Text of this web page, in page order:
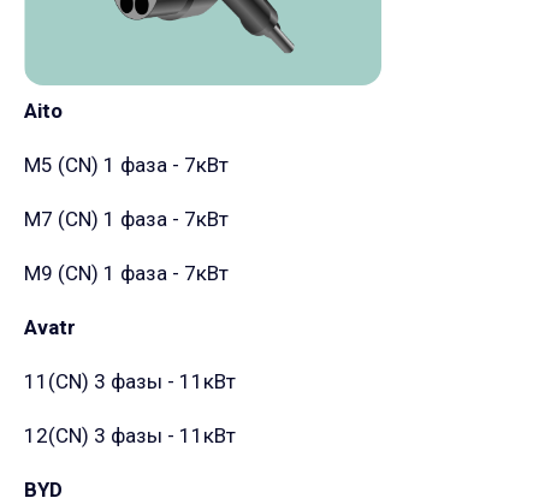
Aito
M5 (CN) 1 фаза - 7кВт
M7 (CN) 1 фаза - 7кВт
M9 (CN) 1 фаза - 7кВт
Avatr
11(CN) 3 фазы - 11кВт
12(CN) 3 фазы - 11кВт
BYD